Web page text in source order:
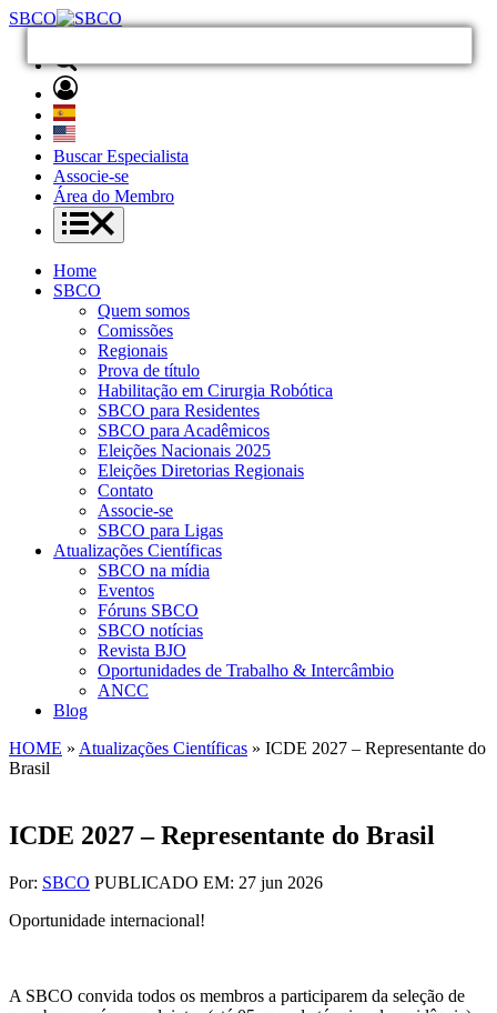
SBCO
Buscar Especialista
Associe-se
Área do Membro
Home
SBCO
Quem somos
Comissões
Regionais
Prova de título
Habilitação em Cirurgia Robótica
SBCO para Residentes
SBCO para Acadêmicos
Eleições Nacionais 2025
Eleições Diretorias Regionais
Contato
Associe-se
SBCO para Ligas
Atualizações Científicas
SBCO na mídia
Eventos
Fóruns SBCO
SBCO notícias
Revista BJO
Oportunidades de Trabalho & Intercâmbio
ANCC
Blog
HOME » Atualizações Científicas » ICDE 2027 – Representante do
Brasil
ICDE 2027 – Representante do Brasil
Por: SBCO PUBLICADO EM: 27 jun 2026
Oportunidade internacional!
A SBCO convida todos os membros a participarem da seleção de